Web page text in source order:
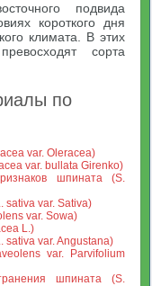
подвида
короткого дня
климата. В этих
сорта
по
var. Oleracea)
var. bullata Girenko)
шпината (S.
sativa var. Sativa)
var. Sowa)
L.)
sativa var. Angustana)
var. Parvifolium
шпината (S.